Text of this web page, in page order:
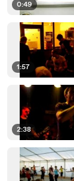
0:49
1:57
2:38